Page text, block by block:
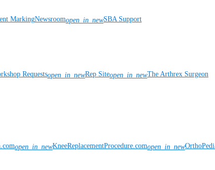
MarkingNewsroomopen_in_newSBA Support
Requestsopen_in_newRep Siteopen_in_newThe Arthrex Surgeon
open_in_newKneeReplacementProcedure.comopen_in_new